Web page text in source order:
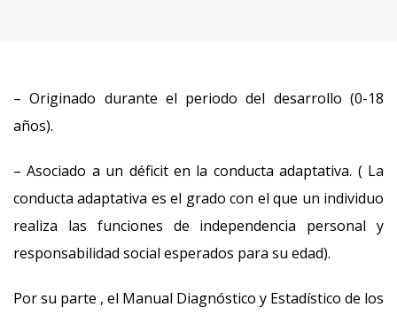
– Originado durante el periodo del desarrollo (0-18
años).
– Asociado a un déficit en la conducta adaptativa. ( La
conducta adaptativa es el grado con el que un individuo
realiza las funciones de independencia personal y
responsabilidad social esperados para su edad).
Por su parte , el Manual Diagnóstico y Estadístico de los